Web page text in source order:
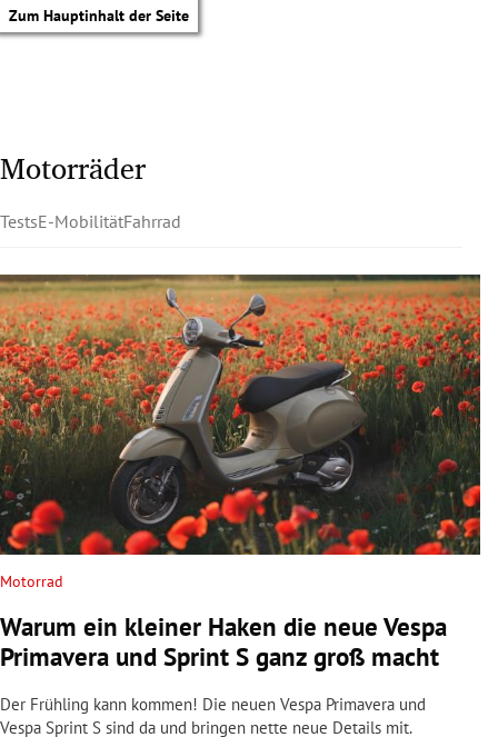
Zum Hauptinhalt der Seite
Untermenü
Untermenü
Untermenü
Untermenü
Untermenü
Motorräder
TestsE-MobilitätFahrrad
Motorrad
Warum ein kleiner Haken die neue Vespa
Primavera und Sprint S ganz groß macht
Der Frühling kann kommen! Die neuen Vespa Primavera und
Vespa Sprint S sind da und bringen nette neue Details mit.